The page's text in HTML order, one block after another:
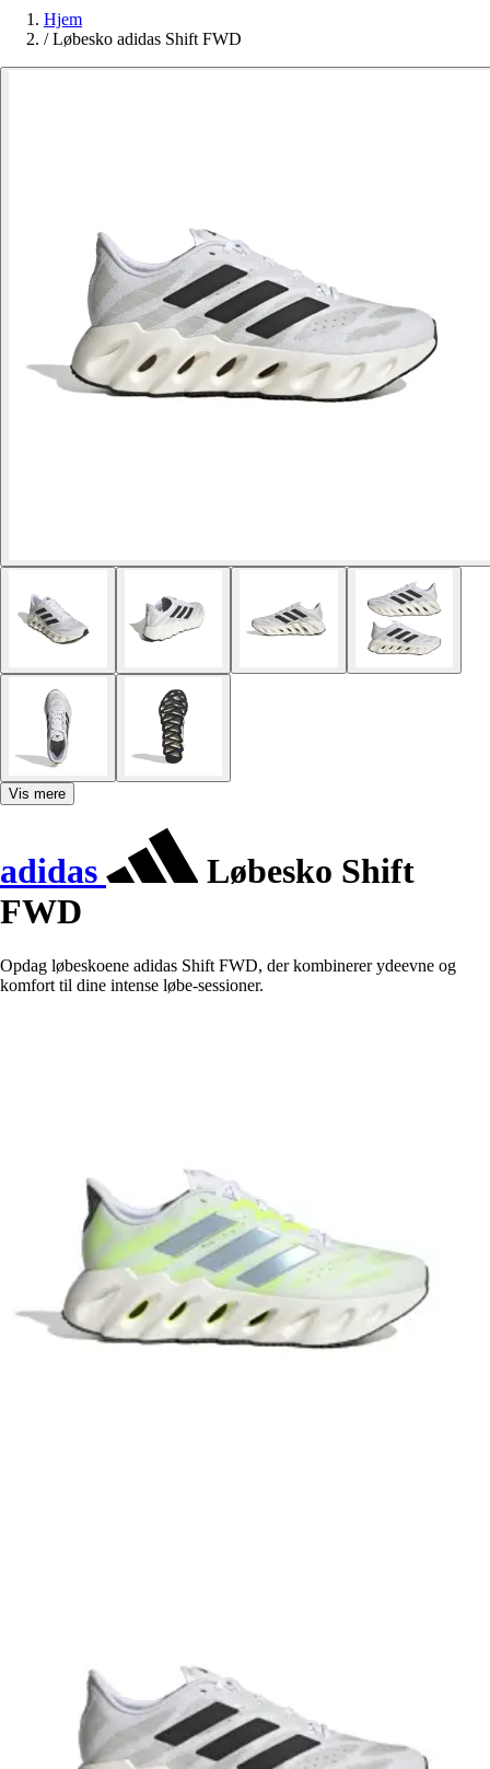
Hjem
/ Løbesko adidas Shift FWD
Vis mere
adidas
Løbesko Shift
FWD
Opdag løbeskoene adidas Shift FWD, der kombinerer ydeevne og
komfort til dine intense løbe-sessioner.